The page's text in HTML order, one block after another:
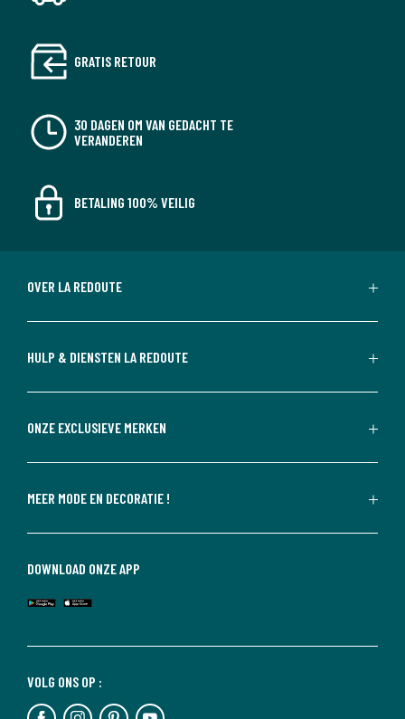
GRATIS RETOUR
30 DAGEN OM VAN GEDACHT TE
VERANDEREN
BETALING 100% VEILIG
OVER LA REDOUTE
HULP & DIENSTEN LA REDOUTE
ONZE EXCLUSIEVE MERKEN
MEER MODE EN DECORATIE !
VOLG ONS OP :
DOWNLOAD ONZE APP